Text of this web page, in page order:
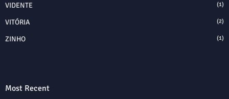
VIDENTE (1)
VITÓRIA (2)
ZINHO (1)
Most Recent